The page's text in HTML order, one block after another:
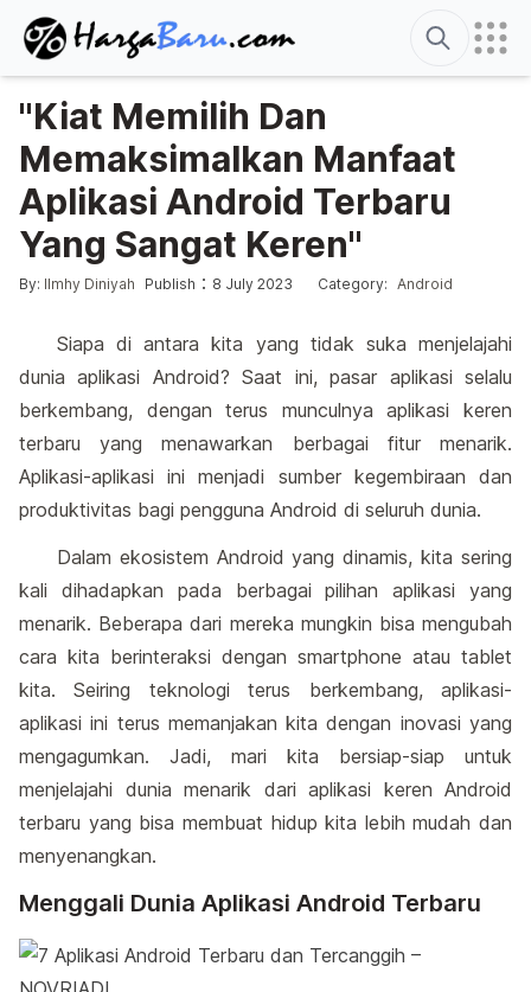
Search
"Kiat Memilih Dan
Memaksimalkan Manfaat
Aplikasi Android Terbaru
Yang Sangat Keren"
Posted by
By: Ilmhy Diniyah Publish : 8 July 2023 :
Posted in
Category: Android
Siapa di antara kita yang tidak suka menjelajahi
dunia aplikasi Android? Saat ini, pasar aplikasi selalu
berkembang, dengan terus munculnya aplikasi keren
terbaru yang menawarkan berbagai fitur menarik.
Aplikasi-aplikasi ini menjadi sumber kegembiraan dan
produktivitas bagi pengguna Android di seluruh dunia.
Dalam ekosistem Android yang dinamis, kita sering
kali dihadapkan pada berbagai pilihan aplikasi yang
menarik. Beberapa dari mereka mungkin bisa mengubah
cara kita berinteraksi dengan smartphone atau tablet
kita. Seiring teknologi terus berkembang, aplikasi-
aplikasi ini terus memanjakan kita dengan inovasi yang
mengagumkan. Jadi, mari kita bersiap-siap untuk
menjelajahi dunia menarik dari aplikasi keren Android
terbaru yang bisa membuat hidup kita lebih mudah dan
menyenangkan.
Menggali Dunia Aplikasi Android Terbaru